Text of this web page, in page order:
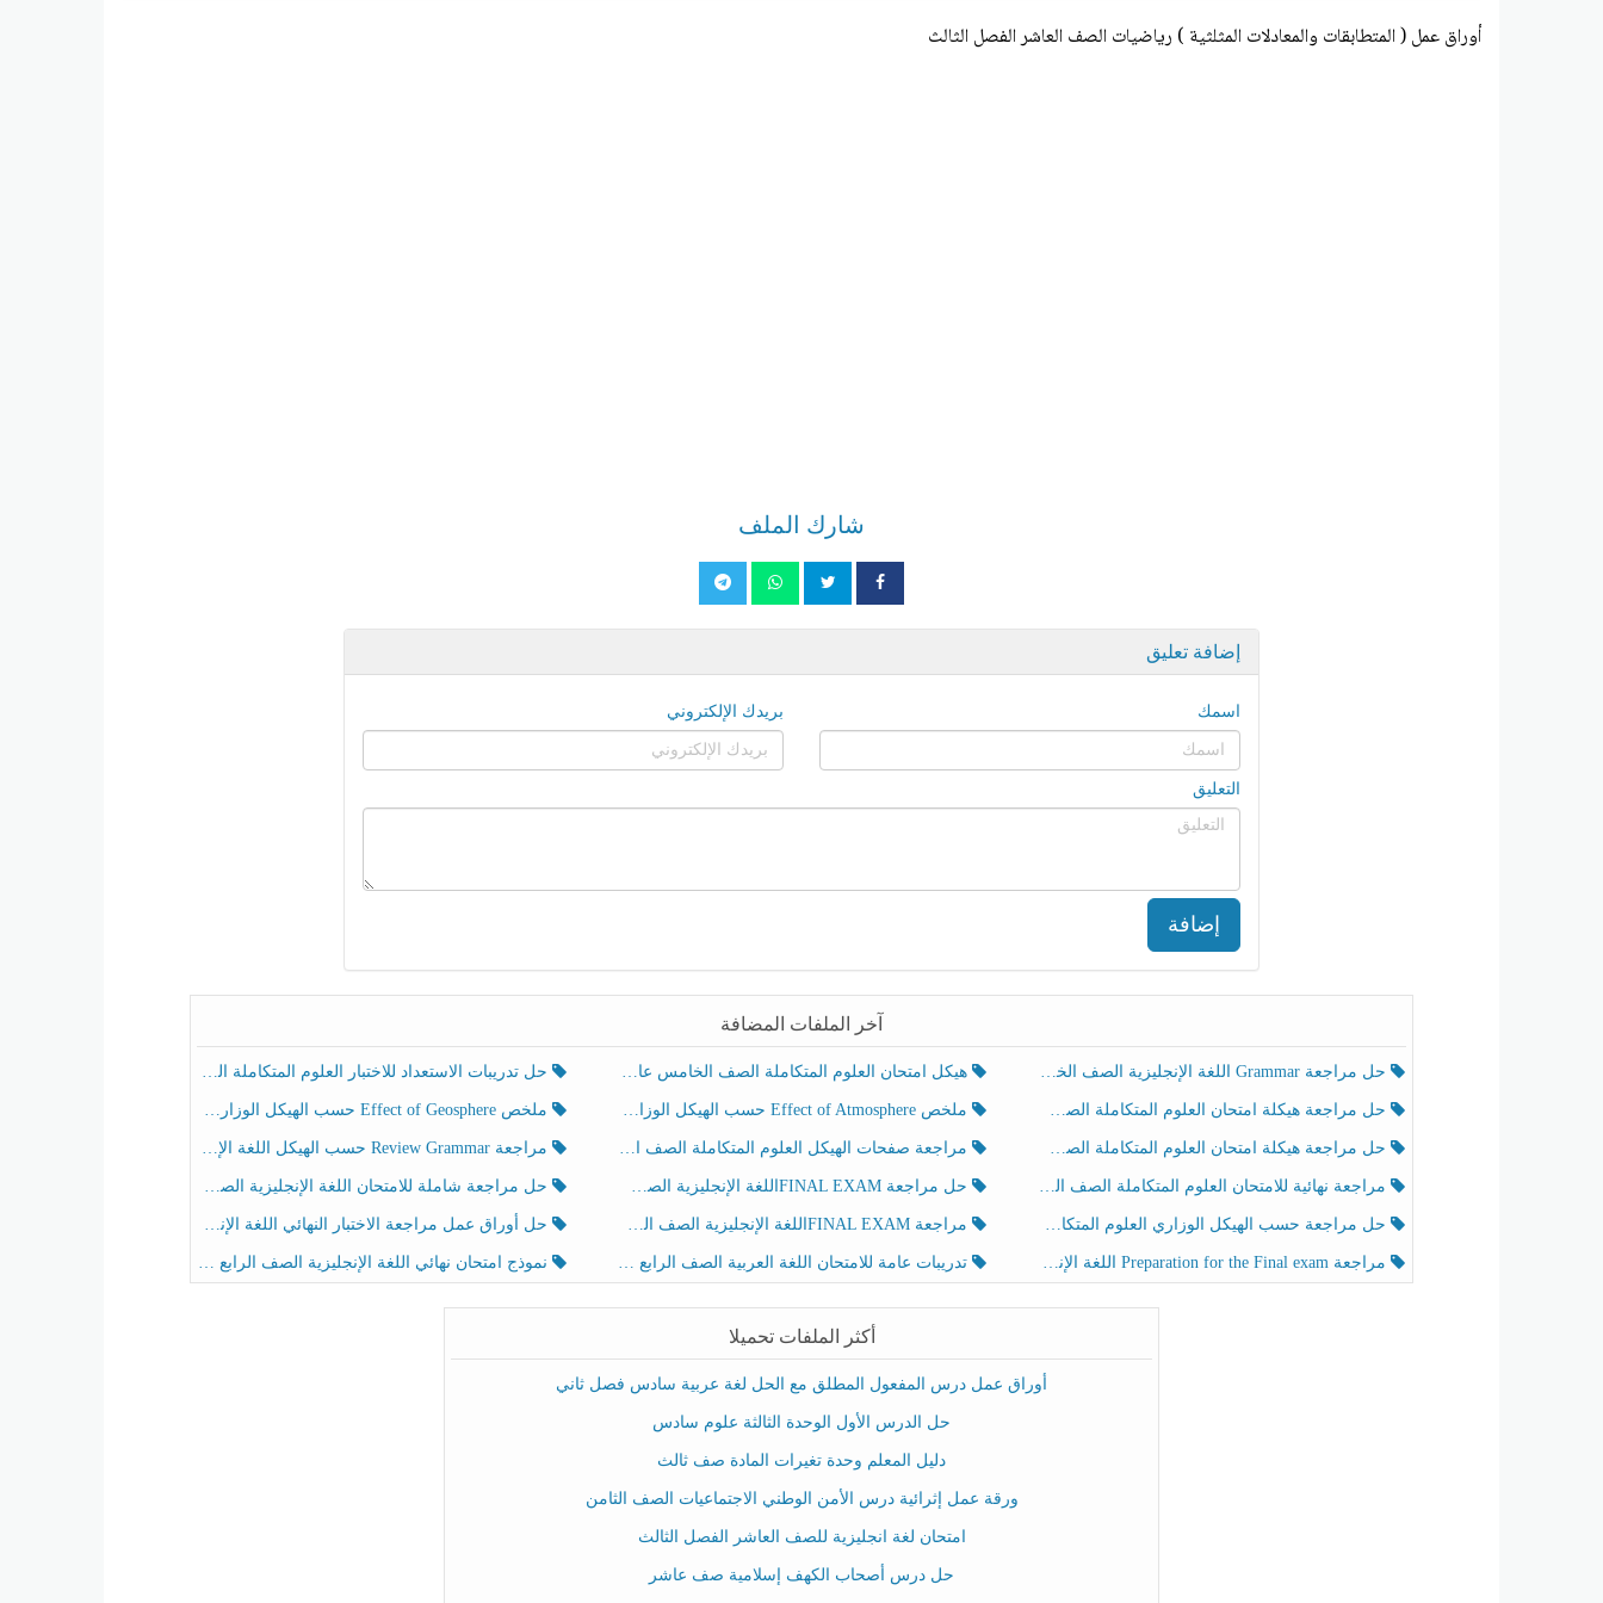
أوراق عمل ( المتطابقات والمعادلات المثلثية ) رياضيات الصف العاشر الفصل الثالث
شارك الملف
إضافة تعليق
اسمك بريدك الإلكتروني
التعليق
إضافة
آخر الملفات المضافة
حل مراجعة Grammar اللغة الإنجليزية الصف الخامس الفصل الثالث هيكل امتحان العلوم المتكاملة الصف الخامس عام الفصل الدراسي الثالث 2025-2026 حل تدريبات الاستعداد للاختبار العلوم المتكاملة الصف الخامس عام الفصل الثالث
حل مراجعة هيكلة امتحان العلوم المتكاملة الصف الخامس انسبير الفصل الثالث ملخص Effect of Atmosphere حسب الهيكل الوزاري العلوم المتكاملة الصف الخامس انسبير الفصل الثالث ملخص Effect of Geosphere حسب الهيكل الوزاري العلوم المتكاملة الصف الخامس انسبير الفصل الثالث
حل مراجعة هيكلة امتحان العلوم المتكاملة الصف الخامس عام الفصل الثالث مراجعة صفحات الهيكل العلوم المتكاملة الصف الخامس انسبير الفصل الثالث مراجعة Review Grammar حسب الهيكل اللغة الإنجليزية الصف الخامس الفصل الثالث
مراجعة نهائية للامتحان العلوم المتكاملة الصف الخامس انسبير الفصل الثالث حل مراجعة FINAL EXAMاللغة الإنجليزية الصف الخامس الفصل الثالث حل مراجعة شاملة للامتحان اللغة الإنجليزية الصف الخامس الفصل الثالث
حل مراجعة حسب الهيكل الوزاري العلوم المتكاملة الصف الخامس عام الفصل الثالث مراجعة FINAL EXAMاللغة الإنجليزية الصف الخامس الفصل الثالث حل أوراق عمل مراجعة الاختبار النهائي اللغة الإنجليزية الصف الرابع الفصل الثالث
مراجعة Preparation for the Final exam اللغة الإنجليزية الصف الرابع الفصل الثالث تدريبات عامة للامتحان اللغة العربية الصف الرابع الفصل الثالث نموذج امتحان نهائي اللغة الإنجليزية الصف الرابع الفصل الثالث
أكثر الملفات تحميلا
أوراق عمل درس المفعول المطلق مع الحل لغة عربية سادس فصل ثاني
حل الدرس الأول الوحدة الثالثة علوم سادس
دليل المعلم وحدة تغيرات المادة صف ثالث
ورقة عمل إثرائية درس الأمن الوطني الاجتماعيات الصف الثامن
امتحان لغة انجليزية للصف العاشر الفصل الثالث
حل درس أصحاب الكهف إسلامية صف عاشر